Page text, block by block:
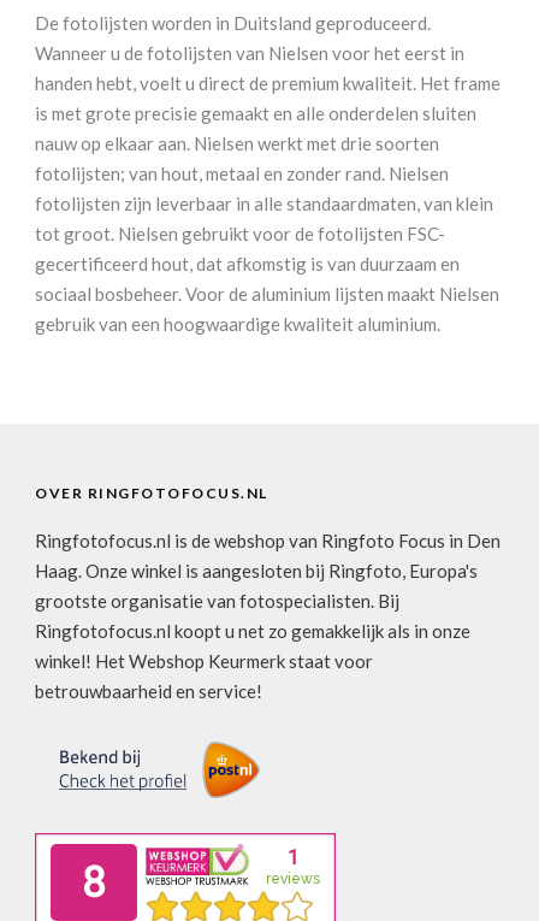
De fotolijsten worden in Duitsland geproduceerd.
Wanneer u de fotolijsten van Nielsen voor het eerst in
handen hebt, voelt u direct de premium kwaliteit. Het frame
is met grote precisie gemaakt en alle onderdelen sluiten
nauw op elkaar aan. Nielsen werkt met drie soorten
fotolijsten; van hout, metaal en zonder rand. Nielsen
fotolijsten zijn leverbaar in alle standaardmaten, van klein
tot groot. Nielsen gebruikt voor de fotolijsten FSC-
gecertificeerd hout, dat afkomstig is van duurzaam en
sociaal bosbeheer. Voor de aluminium lijsten maakt Nielsen
gebruik van een hoogwaardige kwaliteit aluminium.
OVER RINGFOTOFOCUS.NL
Ringfotofocus.nl is de webshop van Ringfoto Focus in Den
Haag. Onze winkel is aangesloten bij Ringfoto, Europa's
grootste organisatie van fotospecialisten. Bij
Ringfotofocus.nl koopt u net zo gemakkelijk als in onze
winkel! Het Webshop Keurmerk staat voor
betrouwbaarheid en service!